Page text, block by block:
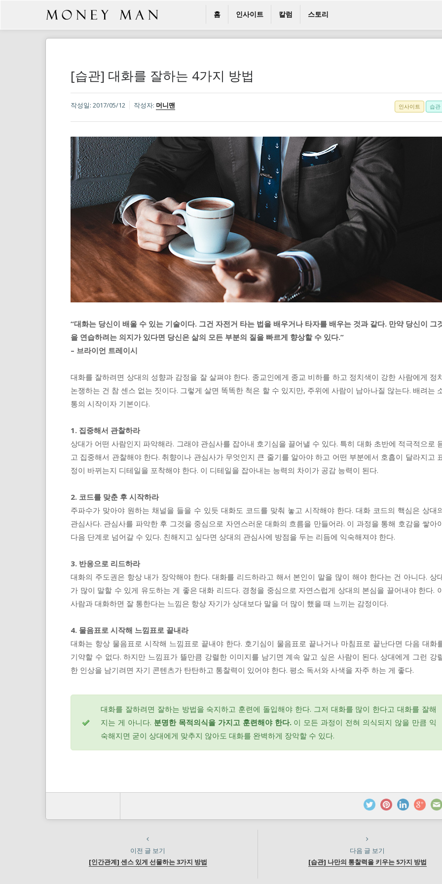
홈 인사이트 칼럼 스토리
[습관] 대화를 잘하는 4가지 방법
작성일: 2017/05/12 작성자: 머니맨 습관
인사이트
“대화는 당신이 배울 수 있는 기술이다. 그건 자전거 타는 법을 배우거나 타자를 배우는 것과 같다. 만약 당신이 그
을 연습하려는 의지가 있다면 당신은 삶의 모든 부분의 질을 빠르게 향상할 수 있다.”
– 브라이언 트레이시
대화를 잘하려면 상대의 성향과 감정을 잘 살펴야 한다. 종교인에게 종교 비하를 하고 정치색이 강한 사람에게 정
논쟁하는 건 참 센스 없는 짓이다. 그렇게 살면 똑똑한 척은 할 수 있지만, 주위에 사람이 남아나질 않는다. 배려는
통의 시작이자 기본이다.
1. 집중해서 관찰하라
상대가 어떤 사람인지 파악해라. 그래야 관심사를 잡아내 호기심을 끌어낼 수 있다. 특히 대화 초반에 적극적으로
고 집중해서 관찰해야 한다. 취향이나 관심사가 무엇인지 큰 줄기를 알아야 하고 어떤 부분에서 호흡이 달라지고
정이 바뀌는지 디테일을 포착해야 한다. 이 디테일을 잡아내는 능력의 차이가 공감 능력이 된다.
2. 코드를 맞춘 후 시작하라
주파수가 맞아야 원하는 채널을 들을 수 있듯 대화도 코드를 맞춰 놓고 시작해야 한다. 대화 코드의 핵심은 상대
관심사다. 관심사를 파악한 후 그것을 중심으로 자연스러운 대화의 흐름을 만들어라. 이 과정을 통해 호감을 쌓아
다음 단계로 넘어갈 수 있다. 친해지고 싶다면 상대의 관심사에 방점을 두는 리듬에 익숙해져야 한다.
3. 반응으로 리드하라
대화의 주도권은 항상 내가 장악해야 한다. 대화를 리드하라고 해서 본인이 말을 많이 해야 한다는 건 아니다. 상
가 많이 말할 수 있게 유도하는 게 좋은 대화 리드다. 경청을 중심으로 자연스럽게 상대의 본심을 끌어내야 한다.
사람과 대화하면 잘 통한다는 느낌은 항상 자기가 상대보다 말을 더 많이 했을 때 느끼는 감정이다.
4. 물음표로 시작해 느낌표로 끝내라
대화는 항상 물음표로 시작해 느낌표로 끝내야 한다. 호기심이 물음표로 끝나거나 마침표로 끝난다면 다음 대화
기약할 수 없다. 하지만 느낌표가 뜰만큼 강렬한 이미지를 남기면 계속 알고 싶은 사람이 된다. 상대에게 그런 강
한 인상을 남기려면 자기 콘텐츠가 탄탄하고 통찰력이 있어야 한다. 평소 독서와 사색을 자주 하는 게 좋다.
대화를 잘하려면 잘하는 방법을 숙지하고 훈련에 돌입해야 한다. 그저 대화를 많이 한다고 대화를 잘해
지는 게 아니다. 분명한 목적의식을 가지고 훈련해야 한다.이 모든 과정이 전혀 의식되지 않을 만큼 익
숙해지면 굳이 상대에게 맞추지 않아도 대화를 완벽하게 장악할 수 있다.
이전 글 보기
[인간관계] 센스 있게 선물하는 3가지 방법
다음 글 보기
[습관] 나만의 통찰력을 키우는 5가지 방법